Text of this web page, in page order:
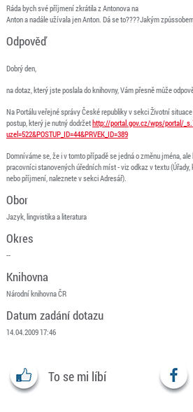
Ráda bych své příjmení zkrátila z Antonova na
Anton a nadále užívala jen Anton. Dá se to????Jakým
Odpověď
Dobrý den,
na dotaz, který jste poslala do knihovny, Vám přesně může
Na Portálu veřejné správy České republiky v sekci Životní
postup, který je nutný dodržethttp://portal.gov.cz/wps/portal/
uzel=522&POSTUP_ID=44&PRVEK_ID=389
Domníváme se, že i v tomto případě se jedná o změnu jména,
pracovníci stanovených úředních míst - viz odkaz v textu
nebo příjmení, naleznete v sekci Adresář).
Obor
Jazyk, lingvistika a literatura
Okres
--
Knihovna
Národní knihovna ČR
Datum zadání dotazu
14.04.2009 17:46
To se mi líbí